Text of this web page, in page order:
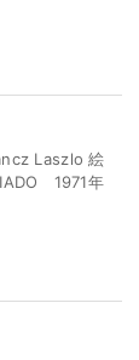
Laszlo 絵
1971年